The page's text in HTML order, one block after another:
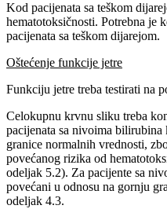
Kod pacijenata sa teškom
hematotoksičnosti. Potrebna je
pacijenata sa teškom dijarejom.
Oštećenje funkcije jetre
Funkciju jetre treba testirati na
Celokupnu krvnu sliku treba
pacijenata sa nivoima
granice normalnih vrednosti,
povećanog rizika od
odeljak 5.2). Za pacijente sa
povećani u odnosu na gornju
odeljak 4.3.